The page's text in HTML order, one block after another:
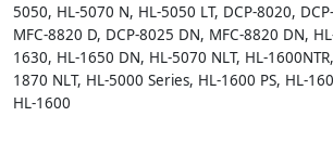
5050, HL-5070 N, HL-5050 LT, DCP-8020,
MFC-8820 D, DCP-8025 DN, MFC-8820 DN,
1630, HL-1650 DN, HL-5070 NLT, HL-
1870 NLT, HL-5000 Series, HL-1600 PS, HL-
HL-1600